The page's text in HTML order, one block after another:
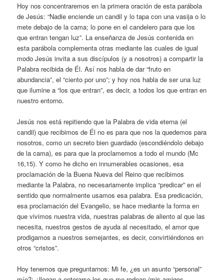
Hoy nos concentraremos en la primera oración de esta parábola
de Jesús: “Nadie enciende un candil y lo tapa con una vasija o lo
mete debajo de la cama; lo pone en el candelero para que los
que entran tengan luz”. La enseñanza de Jesús contenida en
esta parábola complementa otras mediante las cuales de igual
modo Jesús invita a sus discípulos (y a nosotros) a compartir la
Palabra recibida de Él. Así nos habla de dar “fruto en
abundancia”, el “ciento por uno”; y hoy nos habla de ser una luz
que ilumine a “los que entran”, es decir, a todos los que entran en
nuestro entorno.
Jesús nos está repitiendo que la Palabra de vida eterna (el
candil) que recibimos de Él no es para que nos la quedemos para
nosotros, como un secreto bien guardado (escondiéndolo debajo
de la cama), es para que la proclamemos a todo el mundo (Mc
16,15). Y como he dicho en innumerables ocasiones, esa
proclamación de la Buena Nueva del Reino que recibimos
mediante la Palabra, no necesariamente implica “predicar” en el
sentido que normalmente usamos esa palabra. Esa predicación,
esa proclamación del Evangelio, se hace mediante la forma en
que vivimos nuestra vida, nuestras palabras de aliento al que las
necesita, nuestros gestos de ayuda al necesitado, el amor que
prodigamos a nuestros semejantes, es decir, convirtiéndonos en
otros “cristos”.
Hoy tenemos que preguntarnos: Mi fe, ¿es un asunto “personal”